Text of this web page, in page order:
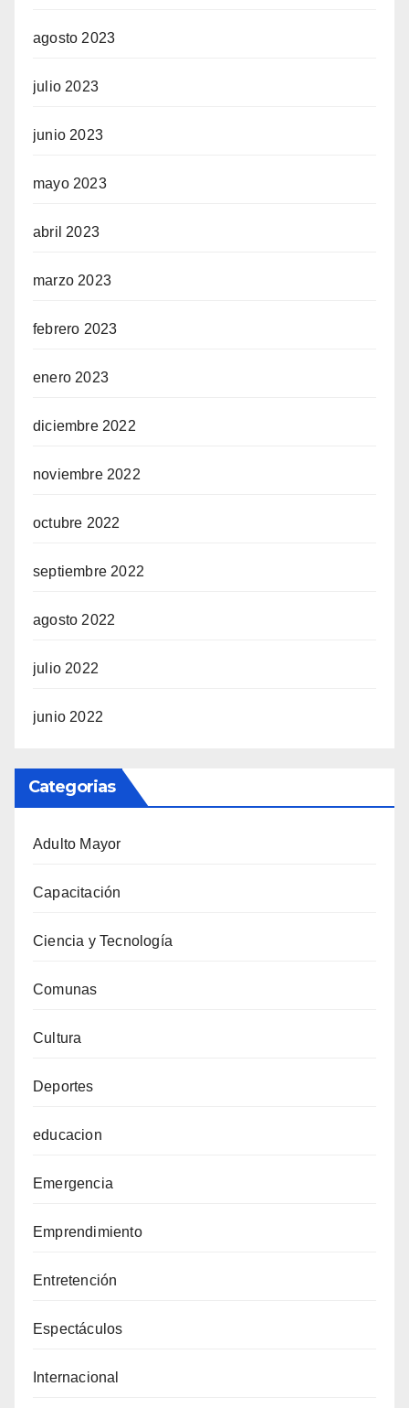
agosto 2023
julio 2023
junio 2023
mayo 2023
abril 2023
marzo 2023
febrero 2023
enero 2023
diciembre 2022
noviembre 2022
octubre 2022
septiembre 2022
agosto 2022
julio 2022
junio 2022
Categorias
Adulto Mayor
Capacitación
Ciencia y Tecnología
Comunas
Cultura
Deportes
educacion
Emergencia
Emprendimiento
Entretención
Espectáculos
Internacional